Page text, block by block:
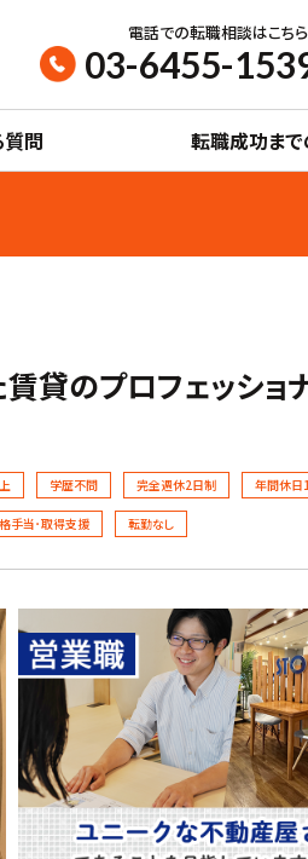
電話での転職相談はこちら
03-6455-
質問 転職成功ま
貸のプロフェッショ
学歴不問 完全週休2日制 年間休日
手当･取得支援 転勤なし